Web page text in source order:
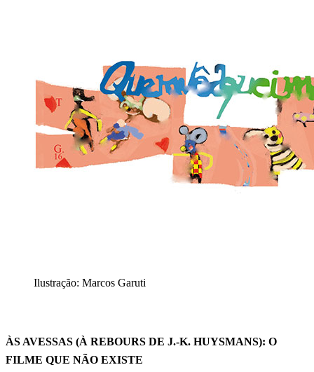
Ilustração: Marcos Garuti
ÀS AVESSAS (À REBOURS DE J.-K. HUYSMANS): O
FILME QUE NÃO EXISTE